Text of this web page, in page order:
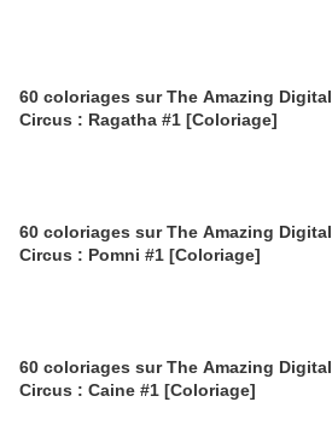
60 coloriages sur The Amazing Digital
Circus : Ragatha #1 [Coloriage]
60 coloriages sur The Amazing Digital
Circus : Pomni #1 [Coloriage]
60 coloriages sur The Amazing Digital
Circus : Caine #1 [Coloriage]